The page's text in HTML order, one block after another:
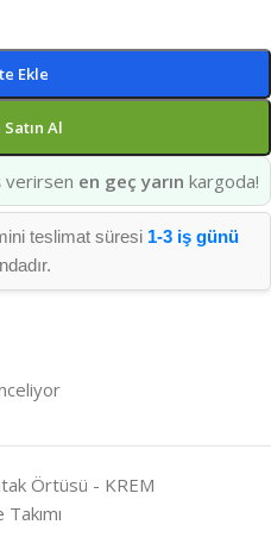
Ekle
Al
verirsen en geç yarın kargoda!
teslimat süresi 1-3 iş günü
Örtüsü - KREM